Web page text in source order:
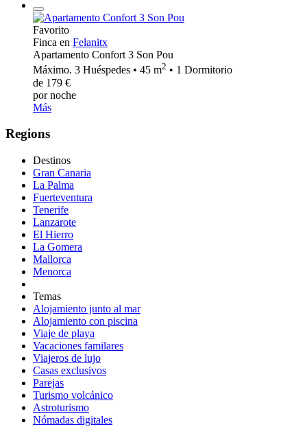
Favorito
Finca en Felanitx
Apartamento Confort 3 Son Pou
Máximo. 3 Huéspedes • 45 m2 • 1 Dormitorio
de 179 €
por noche
Más
Regions
Destinos
Gran Canaria
La Palma
Fuerteventura
Tenerife
Lanzarote
El Hierro
La Gomera
Mallorca
Menorca
Temas
Alojamiento junto al mar
Alojamiento con piscina
Viaje de playa
Vacaciones familares
Viajeros de lujo
Casas exclusivos
Parejas
Turismo volcánico
Astroturismo
Nómadas digitales